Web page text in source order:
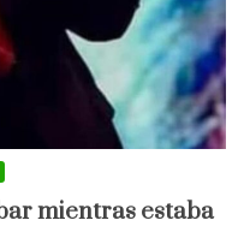
mientras estaba